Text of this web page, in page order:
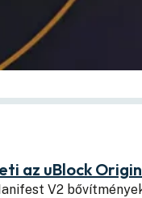
az uBlock
V2